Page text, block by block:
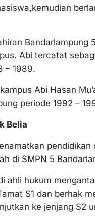
Abi tercatat
– 1989.
Abi Hasan
periode 1992 –
Belia
di SMPN 5
ahli hukum
S1 dan berhak
ke jenjang S2